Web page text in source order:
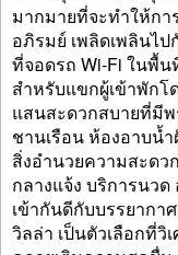
มากมายที่จะทำให้ก
อภิรมย์ เพลิดเพลินไ
ที่จอดรถ Wi-Fi ในพื้น
สำหรับแขกผู้เข้าพัก
แสนสะดวกสบายที่มีพ
ชานเรือน ห้องอาบน้
สิ่งอำนวยความสะดว
กลางแจ้ง บริการนว
เข้ากันดีกับบรรยากา
วิลล่า เป็นตัวเลือกที่